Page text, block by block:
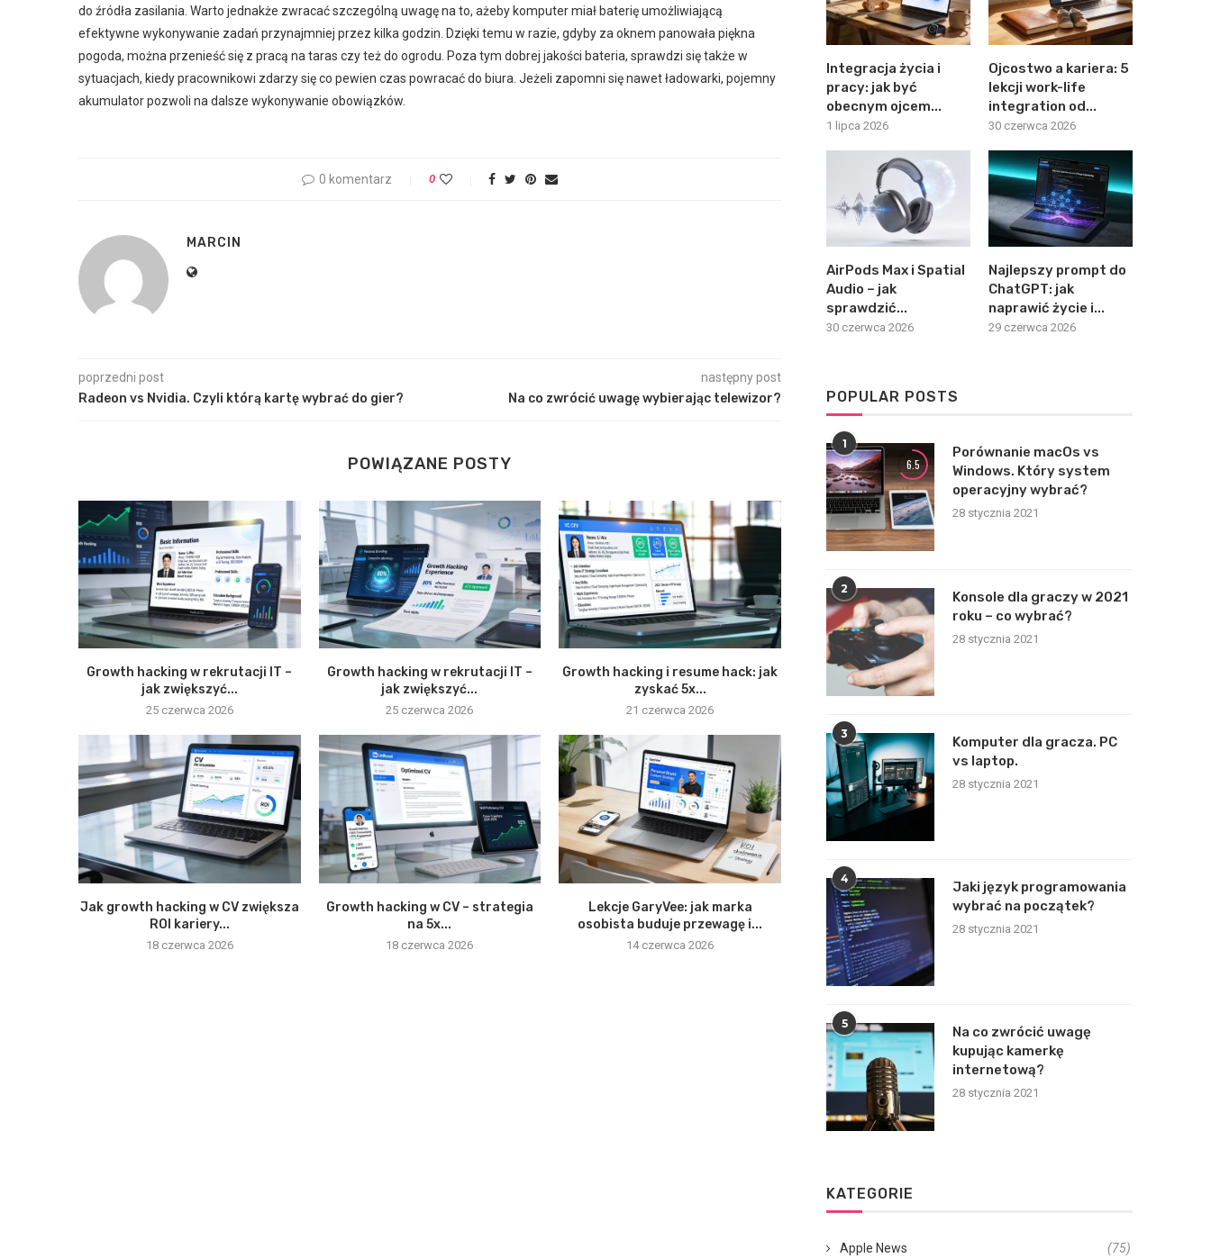
do źródła zasilania. Warto jednakże zwracać szczególną uwagę na to, ażeby komputer miał baterię umożliwiającą
efektywne wykonywanie zadań przynajmniej przez kilka godzin. Dzięki temu w razie, gdyby za oknem panowała piękna
pogoda, można przenieść się z pracą na taras czy też do ogrodu. Poza tym dobrej jakości bateria, sprawdzi się także w
sytuacjach, kiedy pracownikowi zdarzy się co pewien czas powracać do biura. Jeżeli zapomni się nawet ładowarki, pojemny
akumulator pozwoli na dalsze wykonywanie obowiązków.
0 komentarz 0
MARCIN
poprzedni post
Radeon vs Nvidia. Czyli którą kartę wybrać do gier?
następny post
Na co zwrócić uwagę wybierając telewizor?
POWIĄZANE POSTY
Growth hacking w rekrutacji IT –
jak zwiększyć...
25 czerwca 2026
Growth hacking w rekrutacji IT –
jak zwiększyć...
25 czerwca 2026
Growth hacking i resume hack: jak
zyskać 5x...
21 czerwca 2026
Jak growth hacking w CV zwiększa
ROI kariery...
18 czerwca 2026
Growth hacking w CV – strategia
na 5x...
18 czerwca 2026
Lekcje GaryVee: jak marka
osobista buduje przewagę i...
14 czerwca 2026
Integracja życia i
pracy: jak być
obecnym ojcem...
1 lipca 2026
Ojcostwo a kariera: 5
lekcji work-life
integration od...
30 czerwca 2026
AirPods Max i Spatial
Audio – jak
sprawdzić...
30 czerwca 2026
Najlepszy prompt do
ChatGPT: jak
naprawić życie i...
29 czerwca 2026
POPULAR POSTS
1
6.5
Porównanie macOs vs
Windows. Który system
operacyjny wybrać?
28 stycznia 2021
2
Konsole dla graczy w 2021
roku – co wybrać?
28 stycznia 2021
3
Komputer dla gracza. PC
vs laptop.
28 stycznia 2021
4
Jaki język programowania
wybrać na początek?
28 stycznia 2021
5
Na co zwrócić uwagę
kupując kamerkę
internetową?
28 stycznia 2021
KATEGORIE
Apple News (75)